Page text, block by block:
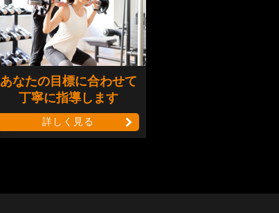
あなたの目標に合わせて
丁寧に指導します
詳しく見る